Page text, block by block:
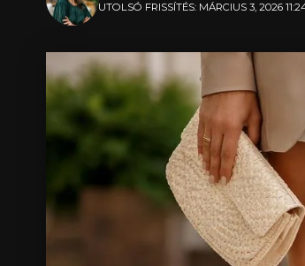
UTOLSÓ FRISSÍTÉS: MÁRCIUS 3, 2026